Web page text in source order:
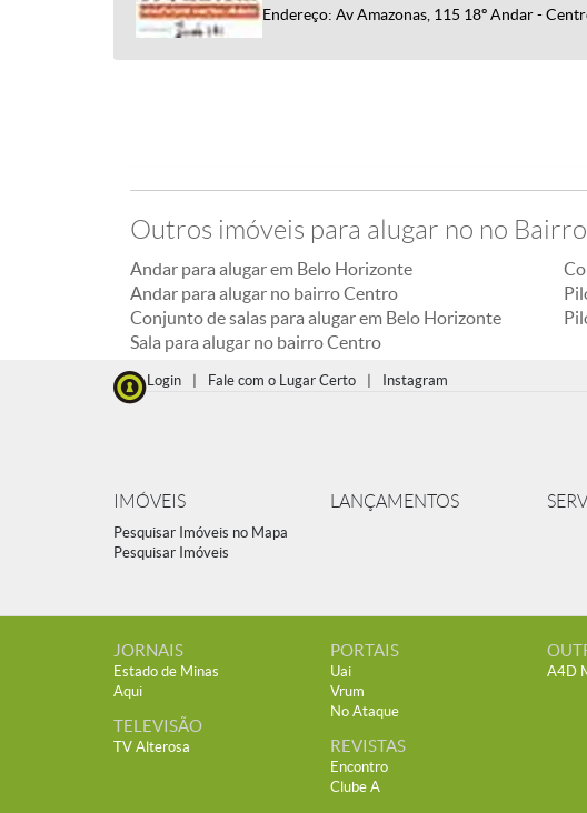
Endereço: Av Amazonas, 115 18º Andar -
Outros imóveis para alugar no no
Andar para alugar em Belo Horizonte
Andar para alugar no bairro Centro
Conjunto de salas para alugar em Belo Horizonte
Sala para alugar no bairro Centro
Login Fale com o Lugar Certo Instagram
IMÓVEIS
Pesquisar Imóveis no Mapa
Pesquisar Imóveis
LANÇAMENTOS
JORNAIS
Estado de Minas
Aqui
TELEVISÃO
TV Alterosa
PORTAIS
Uai
Vrum
No Ataque
REVISTAS
Encontro
Clube A
A4D